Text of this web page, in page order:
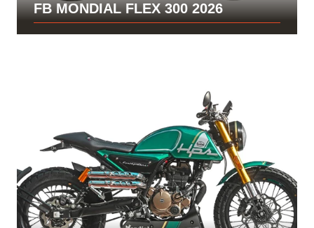
FB MONDIAL FLEX 300 2026